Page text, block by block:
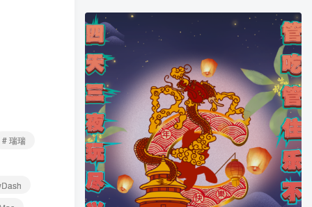
# 瑞瑞